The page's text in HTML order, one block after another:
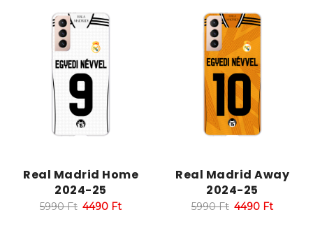
Real Madrid Home
2024-25
5990Ft 4490 Ft
Real Madrid Away
2024-25
5990Ft 4490 Ft